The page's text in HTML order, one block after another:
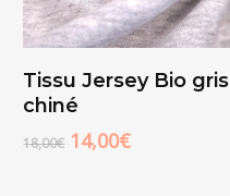
Ajouter Au
Panier
Tissu Jersey Bio gris
chiné
18,00€ Le
14,00€Le